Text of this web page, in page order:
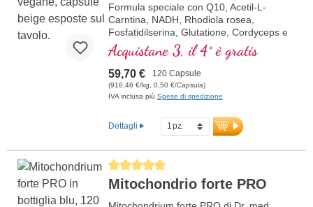
Formula speciale con Q10, Acetil-L-
Carntina, NADH, Rhodiola rosea,
Fosfatidilserina, Glutatione, Cordyceps e
rame, che contribuisce al normale
metabolismo di energia (sotto forma di
ATP nella catena respiratoria cellulare).
Acquistane 3, il 4° è gratis
59,70 € 120 Capsule
(918,46 €/kg, 0,50 €/Capsula)
IVA inclusa più Spese di spedizione
Dettagli
Average rating of 5 out of 5 stars
Mitochondrio forte PRO